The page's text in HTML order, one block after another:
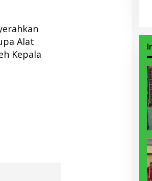
Alat
Kepala